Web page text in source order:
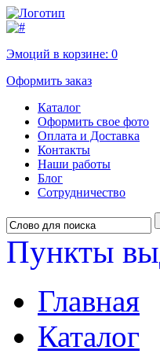
Эмоций в корзине: 0
Оформить заказ
Каталог
Оформить свое фото
Оплата и Доставка
Контакты
Наши работы
Блог
Сотрудничество
Пункты
Главная
Каталог